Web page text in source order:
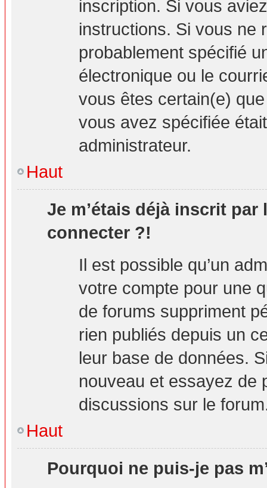
inscription. Si vous
instructions. Si vous ne
probablement spécifié
électronique ou le
vous êtes certain(e)
vous avez spécifiée
administrateur.
Haut
Je m’étais déjà inscrit
connecter ?!
Il est possible qu’un
votre compte pour une
de forums suppriment
rien publiés depuis un
leur base de données.
nouveau et essayez de
discussions sur le
Haut
Pourquoi ne puis-je pas